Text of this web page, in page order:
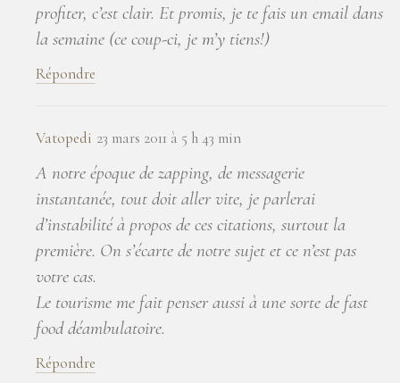
profiter, c’est clair. Et promis, je te fais un email dans
la semaine (ce coup-ci, je m’y tiens!)
Répondre
Vatopedi 23 mars 2011 à 5 h 43 min
A notre époque de zapping, de messagerie
instantanée, tout doit aller vite, je parlerai
d’instabilité à propos de ces citations, surtout la
première. On s’écarte de notre sujet et ce n’est pas
votre cas.
Le tourisme me fait penser aussi à une sorte de fast
food déambulatoire.
Répondre